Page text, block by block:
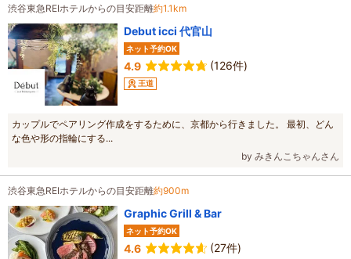
渋谷東急REIホテルからの目安距離約1.1km
Debut icci 代官山
ネット予約OK
4.9 (126件)
王道
カップルでペアリング作成をするために、京都から行きました。 最初、どん
な色や形の指輪にする...
by みきんこちゃんさん
渋谷東急REIホテルからの目安距離約900m
Graphic Grill & Bar
ネット予約OK
4.6 (27件)